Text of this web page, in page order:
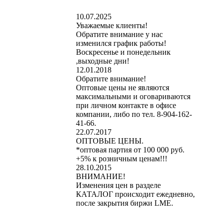
10.07.2025
Уважаемые клиенты!
Обратите внимание у нас
изменился график работы!
Воскресенье и понедельник
,выходные дни!
12.01.2018
Обратите внимание!
Оптовые цены не являются
максимальными и оговариваются
при личном контакте в офисе
компании, либо по тел. 8-904-162-
41-66.
22.07.2017
ОПТОВЫЕ ЦЕНЫ.
*оптовая партия от 100 000 руб.
+5% к розничным ценам!!!
28.10.2015
ВНИМАНИЕ!
Изменения цен в разделе
КАТАЛОГ происходит ежедневно,
после закрытия биржи LME.